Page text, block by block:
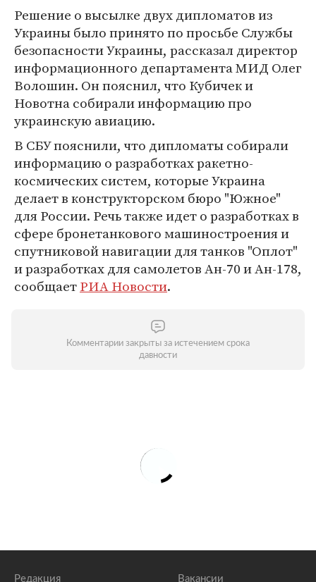
Решение о высылке двух дипломатов из
Украины было принято по просьбе Службы
безопасности Украины, рассказал директор
информационного департамента МИД Олег
Волошин. Он пояснил, что Кубичек и
Новотна собирали информацию про
украинскую авиацию.
В СБУ пояснили, что дипломаты собирали
информацию о разработках ракетно-
космических систем, которые Украина
делает в конструкторском бюро "Южное"
для России. Речь также идет о разработках в
сфере бронетанкового машиностроения и
спутниковой навигации для танков "Оплот"
и разработках для самолетов Ан-70 и Ан-178,
сообщаетРИА Новости.
Комментарии закрыты за истечением срока
давности
Редакция Вакансии